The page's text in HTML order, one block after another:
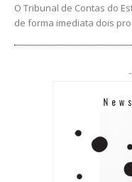
O Tribunal de Contas do
de forma imediata dois